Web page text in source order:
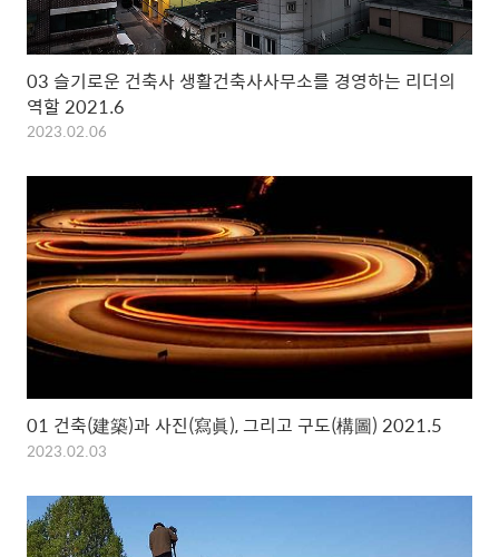
03 슬기로운 건축사 생활건축사사무소를 경영하는 리더의
역할 2021.6
2023.02.06
01 건축(建築)과 사진(寫眞), 그리고 구도(構圖) 2021.5
2023.02.03